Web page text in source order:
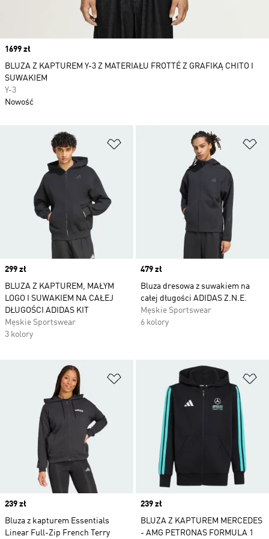
Dodaj do listy życzeń
Price
299 zł
BLUZA Z KAPTUREM, MAŁYM
LOGO I SUWAKIEM NA CAŁEJ
DŁUGOŚCI ADIDAS KIT
Męskie Sportswear
3 kolory
Price
479 zł
Bluza dresowa z suwakiem na
całej długości ADIDAS Z.N.E.
Męskie Sportswear
6 kolory
Dodaj do listy życzeń
Price
239 zł
Bluza z kapturem Essentials
Linear Full-Zip French Terry
Price
239 zł
BLUZA Z KAPTUREM MERCEDES
- AMG PETRONAS FORMULA 1
Price
1699 zł
BLUZA Z KAPTUREM Y-3 Z MATERIAŁU FROTTÉ Z GRAFIKĄ CHITO I
SUWAKIEM
Y-3
Nowość